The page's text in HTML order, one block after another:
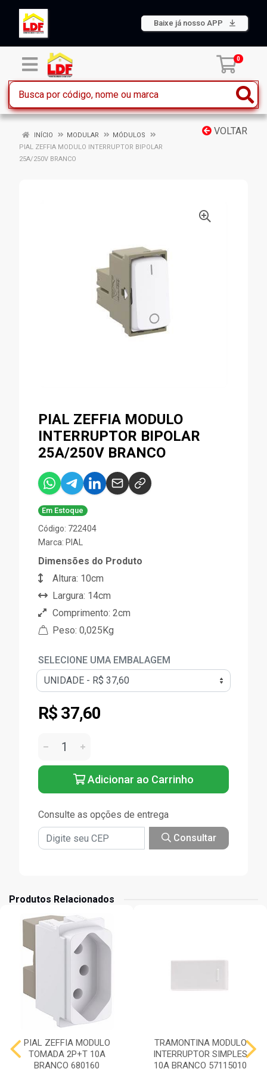
Baixe já nosso APP
0
VOLTAR
INÍCIO MODULAR
MÓDULOS
PIAL ZEFFIA MODULO INTERRUPTOR BIPOLAR
25A/250V BRANCO
PIAL ZEFFIA MODULO
INTERRUPTOR BIPOLAR
25A/250V BRANCO
Em Estoque
Código: 722404
Marca: PIAL
Dimensões do Produto
Altura: 10cm
Largura: 14cm
Comprimento: 2cm
Peso: 0,025Kg
SELECIONE UMA EMBALAGEM
R$ 37,60
Adicionar ao Carrinho
Consulte as opções de entrega
Consultar
Produtos Relacionados
PIAL ZEFFIA MODULO
TOMADA 2P+T 10A
BRANCO 680160
TRAMONTINA MODULO
INTERRUPTOR SIMPLES
10A BRANCO 57115010